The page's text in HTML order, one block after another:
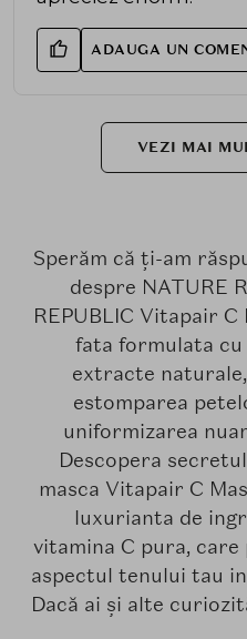
ADAUGA UN
VEZI MAI
Sperăm că ți-am
despre NATURE
REPUBLIC Vitapair C
fata formulata
extracte
estomparea
uniformizarea
Descopera
masca Vitapair C
luxurianta de
vitamina C pura,
aspectul tenului tau
Dacă ai și alte